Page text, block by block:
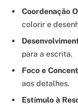
Coordenação
colorir e
para a escrita.
Foco e
aos detalhes.
Estímulo à